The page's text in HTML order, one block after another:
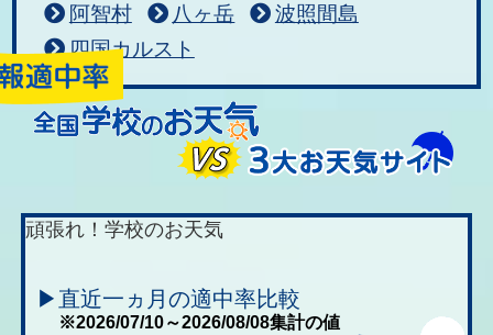
阿智村
八ヶ岳
波照間島
四国カルスト
頑張れ！学校のお天気
▶直近一ヵ月の適中率比較
※2026/07/10～2026/08/08集計の値